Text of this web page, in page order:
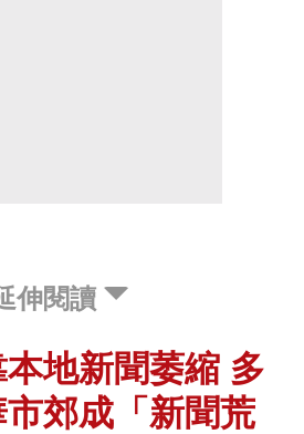
伸閱讀
地新聞萎縮 多
郊成「新聞荒